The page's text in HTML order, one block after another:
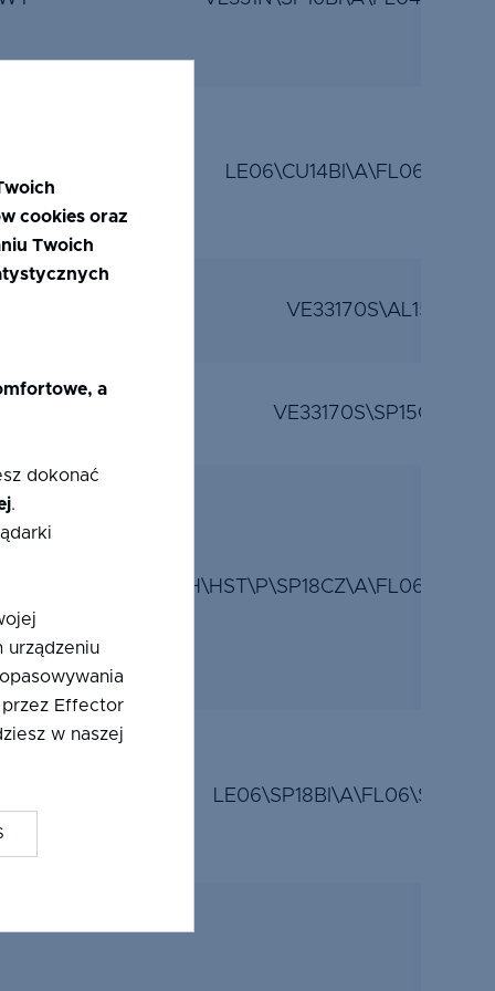
cookies oraz
Twoich
a
dokonać
.
urządzeniu
Effector
w naszej